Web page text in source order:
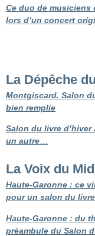
Ce duo de musiciens
lors d’un concert
La Dépêche
Montgiscard. Salon
bien remplie
Salon du livre
un autre
La Voix du
Haute-Garonne : ce
pour un salon du
Haute-Garonne : du
préambule du Salon